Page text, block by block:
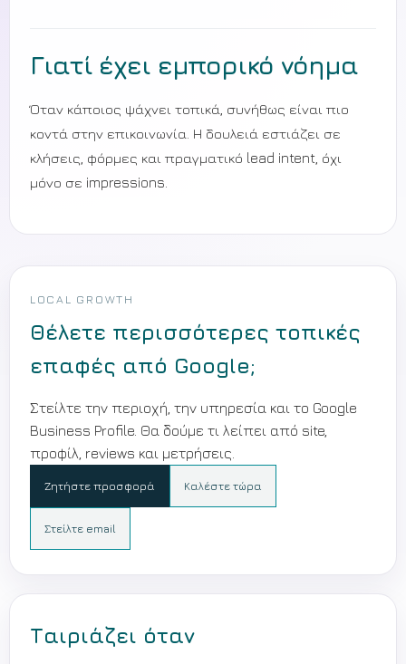
Γιατί έχει εμπορικό νόημα
Όταν κάποιος ψάχνει τοπικά, συνήθως είναι πιο
κοντά στην επικοινωνία. Η δουλειά εστιάζει σε
κλήσεις, φόρμες και πραγματικό lead intent, όχι
μόνο σε impressions.
LOCAL GROWTH
Θέλετε περισσότερες τοπικές
επαφές από Google;
Στείλτε την περιοχή, την υπηρεσία και το Google
Business Profile. Θα δούμε τι λείπει από site,
προφίλ, reviews και μετρήσεις.
Ζητήστε προσφορά Καλέστε τώρα
Στείλτε email
Ταιριάζει όταν